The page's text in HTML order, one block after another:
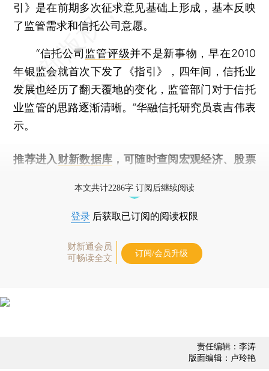
引》是在前期多次征求意见基础上形成，基本反映
了监管需求和信托公司意愿。
“信托公司 监管评级并不是新事物，早在2010
年银监会就首次下发了《指引》，四年间，信托业
发展也经历了翻天覆地的变化，监管部门对于信托
业监管的思路逐渐清晰。”华融信托研究员袁吉伟表
示。
推荐进入 财新数据库 ，可随时查阅宏观经济、股票
本文共计2286字 订阅后继续阅读
登录 后获取已订阅的阅读权限
财新通会员
可畅读全文
订阅/会员升级
责任编辑：李涛
版面编辑：卢玲艳